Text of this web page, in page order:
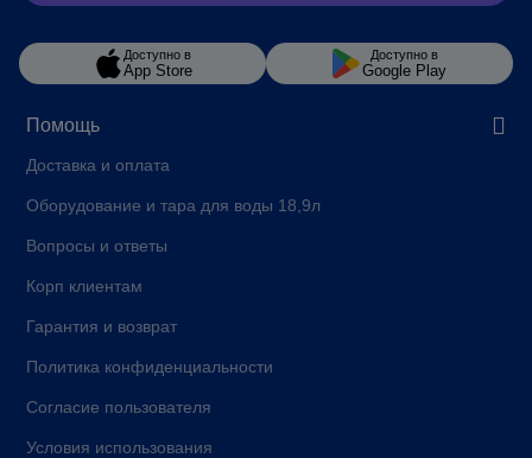
Помощь
Доставка и оплата
Оборудование и тара для воды 18,9л
Вопросы и ответы
Корп клиентам
Гарантия и возврат
Политика конфиденциальности
Согласие пользователя
Условия использования
Доступно в
App Store
Доступно в
Google Play